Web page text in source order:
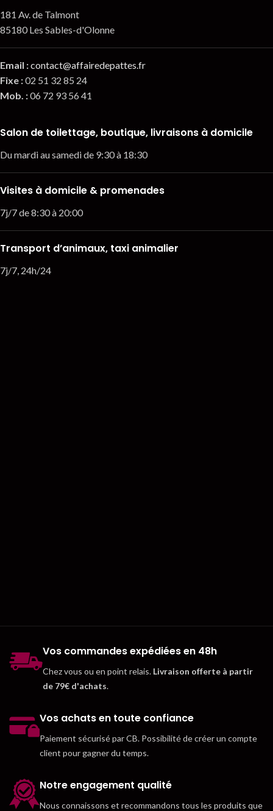
181 Av. de Talmont
85180 Les Sables-d'Olonne
Email :contact@affairedepattes.fr
Fixe :02 51 32 85 24
Mob. :06 72 93 56 41
Salon de toilettage, boutique, livraisons à domicile
Du mardi au samedi de 9:30 à 18:30
Visites à domicile & promenades
7j/7 de 8:30 à 20:00
Transport d’animaux, taxi animalier
7j/7, 24h/24
Vos commandes expédiées en 48h
Chez vous ou en point relais. Livraison offerte à partir
de 79€ d'achats.
Vos achats en toute confiance
Paiement sécurisé par CB. Possibilité de créer un compte
client pour gagner du temps.
Notre engagement qualité
Nous connaissons et recommandons tous les produits que